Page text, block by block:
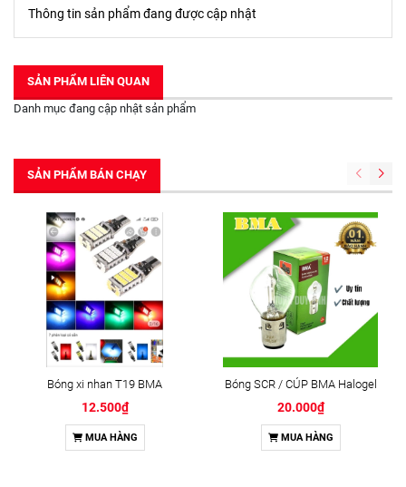
Thông tin sản phẩm đang được cập nhật
SẢN PHẨM LIÊN QUAN
Danh mục đang cập nhật sản phẩm
SẢN PHẨM BÁN CHẠY
Bóng xi nhan T19 BMA
12.500₫
MUA HÀNG
Bóng SCR / CÚP BMA Halogel
20.000₫
MUA HÀNG